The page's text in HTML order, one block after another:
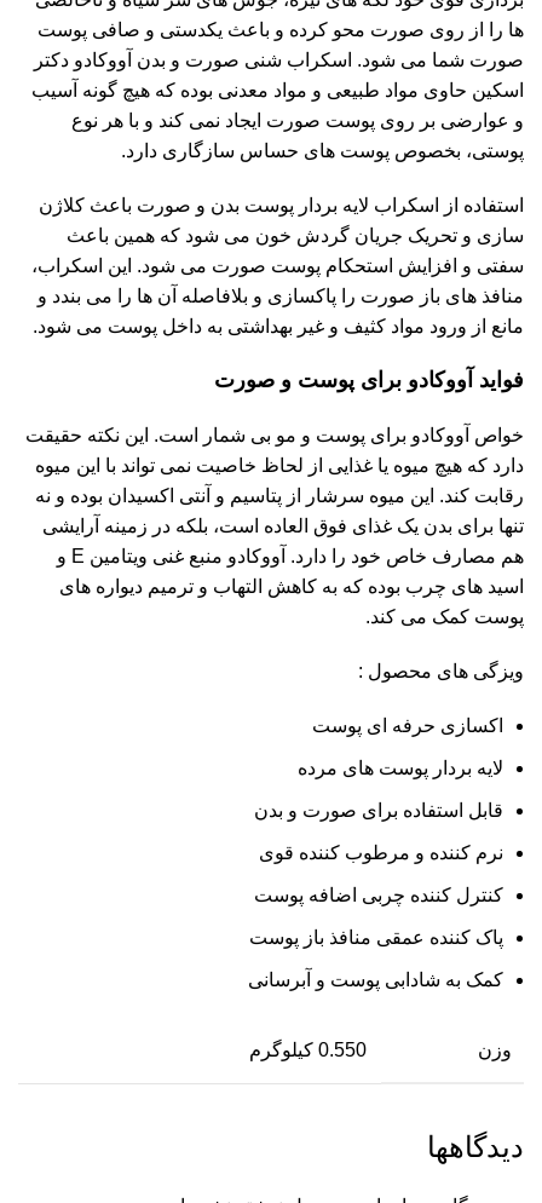
ها را از روی صورت محو کرده و باعث یکدستی و صافی پوست
صورت شما می شود. اسکراب شنی صورت و بدن آووکادو دکتر
اسکین حاوی مواد طبیعی و مواد معدنی بوده که هیچ گونه آسیب
و عوارضی بر روی پوست صورت ایجاد نمی کند و با هر نوع
پوستی، بخصوص پوست های حساس سازگاری دارد.
استفاده از اسکراب لایه بردار پوست بدن و صورت باعث کلاژن
سازی و تحریک جریان گردش خون می شود که همین باعث
سفتی و افزایش استحکام پوست صورت می شود. این اسکراب،
منافذ های باز صورت را پاکسازی و بلافاصله آن ها را می بندد و
مانع از ورود مواد کثیف و غیر بهداشتی به داخل پوست می شود.
فواید آووکادو برای پوست و صورت
خواص آووکادو برای پوست و مو بی شمار است. این نکته حقیقت
دارد که هیچ میوه یا غذایی از لحاظ خاصیت نمی تواند با این میوه
رقابت کند. این میوه سرشار از پتاسیم و آنتی اکسیدان بوده و نه
تنها برای بدن یک غذای فوق العاده است، بلکه در زمینه آرایشی
هم مصارف خاص خود را دارد. آووکادو منبع غنی ویتامین E و
اسید های چرب بوده که به کاهش التهاب و ترمیم دیواره های
پوست کمک می کند.
ویزگی های محصول :
اکسازی حرفه ای پوست
لایه بردار پوست های مرده
قابل استفاده برای صورت و بدن
نرم کننده و مرطوب کننده قوی
کنترل کننده چربی اضافه پوست
پاک کننده عمقی منافذ باز پوست
کمک به شادابی پوست و آبرسانی
وزن 0.550 کیلوگرم
دیدگاهها